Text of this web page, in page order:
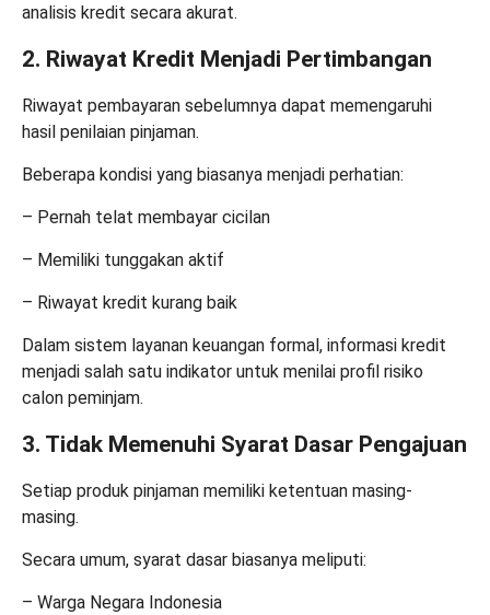
analisis kredit secara akurat.
2. Riwayat Kredit Menjadi Pertimbangan
Riwayat pembayaran sebelumnya dapat memengaruhi
hasil penilaian pinjaman.
Beberapa kondisi yang biasanya menjadi perhatian:
– Pernah telat membayar cicilan
– Memiliki tunggakan aktif
– Riwayat kredit kurang baik
Dalam sistem layanan keuangan formal, informasi kredit
menjadi salah satu indikator untuk menilai profil risiko
calon peminjam.
3. Tidak Memenuhi Syarat Dasar Pengajuan
Setiap produk pinjaman memiliki ketentuan masing-
masing.
Secara umum, syarat dasar biasanya meliputi:
– Warga Negara Indonesia